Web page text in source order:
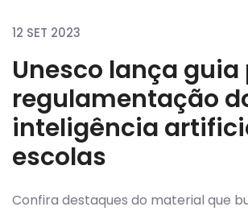
12 SET 2023
Unesco lança guia
regulamentação
inteligência
escolas
Confira destaques do material que